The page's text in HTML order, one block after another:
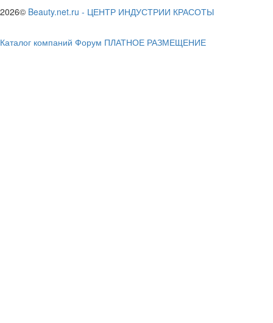
2026© Beauty.net.ru - ЦЕНТР ИНДУСТРИИ КРАСОТЫ
Каталог компаний Форум ПЛАТНОЕ РАЗМЕЩЕНИЕ